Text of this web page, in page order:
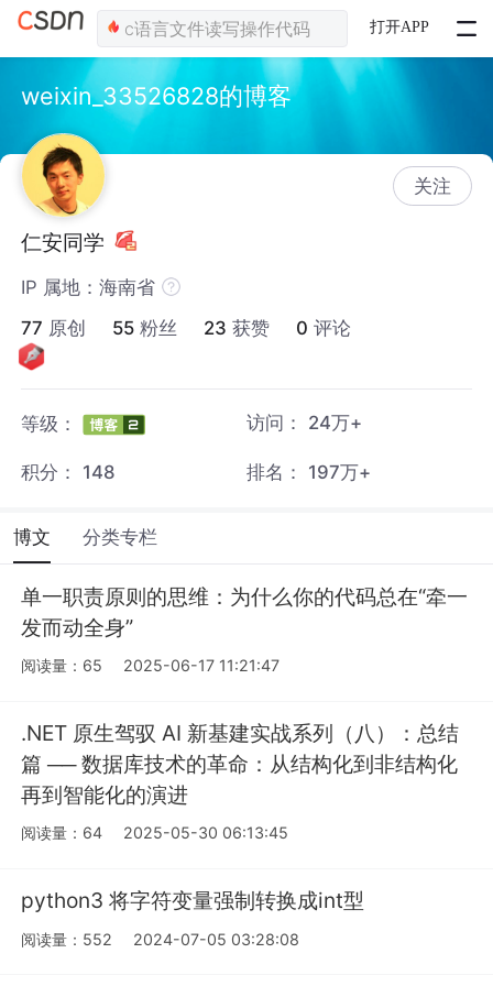
打开APP
weixin_33526828的博客
关注
仁安同学
IP 属地：海南省
77 原创 55 粉丝 23 获赞 0 评论
等级： 访问： 24万+
积分： 148 排名： 197万+
博文 分类专栏
单一职责原则的思维：为什么你的代码总在“牵一
发而动全身”
阅读量：65 2025-06-17 11:21:47
.NET 原生驾驭 AI 新基建实战系列（八）：总结
篇 ── 数据库技术的革命：从结构化到非结构化
再到智能化的演进
阅读量：64 2025-05-30 06:13:45
python3 将字符变量强制转换成int型
阅读量：552 2024-07-05 03:28:08